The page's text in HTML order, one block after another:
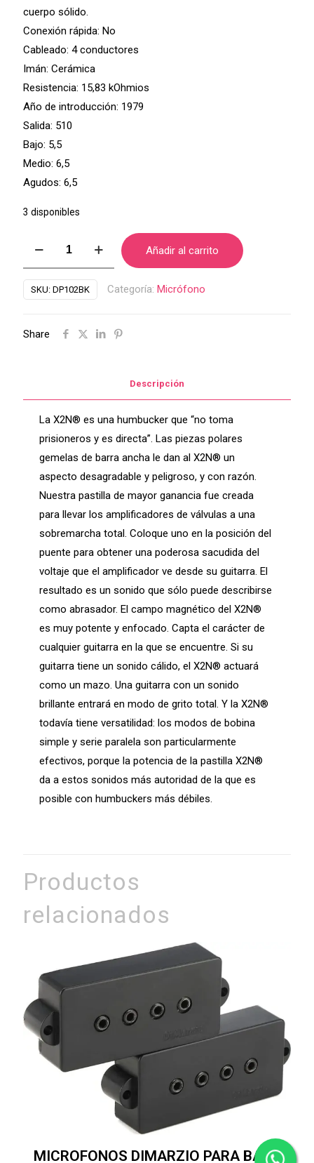
cuerpo sólido.
Conexión rápida: No
Cableado: 4 conductores
Imán: Cerámica
Resistencia: 15,83 kOhmios
Año de introducción: 1979
Salida: 510
Bajo: 5,5
Medio: 6,5
Agudos: 6,5
3 disponibles
PARA
GUITARRA
F
Añadir al carrito
SKU: DP102BK Categoría: Micrófono
Share
Descripción
La X2N® es una humbucker que “no toma
prisioneros y es directa”. Las piezas polares
gemelas de barra ancha le dan al X2N® un
aspecto desagradable y peligroso, y con razón.
Nuestra pastilla de mayor ganancia fue creada
para llevar los amplificadores de válvulas a una
sobremarcha total. Coloque uno en la posición del
puente para obtener una poderosa sacudida del
voltaje que el amplificador ve desde su guitarra. El
resultado es un sonido que sólo puede describirse
como abrasador. El campo magnético del X2N®
es muy potente y enfocado. Capta el carácter de
cualquier guitarra en la que se encuentre. Si su
guitarra tiene un sonido cálido, el X2N® actuará
como un mazo. Una guitarra con un sonido
brillante entrará en modo de grito total. Y la X2N®
todavía tiene versatilidad: los modos de bobina
simple y serie paralela son particularmente
efectivos, porque la potencia de la pastilla X2N®
da a estos sonidos más autoridad de la que es
posible con humbuckers más débiles.
Productos
relacionados
MICROFONOS DIMARZIO PARA BAJO